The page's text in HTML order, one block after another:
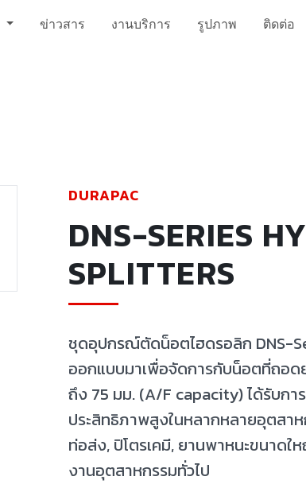
ข่าวสาร งานบริการ รูปภาพ ติดต่อ
DURAPAC
DNS-SERIES
SPLITTERS
ชุดอุปกรณ์ตัดน็อตไฮดรอลิก DNS-
ออกแบบมาเพื่อจัดการกับน็อตที่ถอด
ถึง 75 มม. (A/F capacity) ได้รับกา
ประสิทธิภาพสูงในหลากหลายอุตสาห
ท่อส่ง, ปิโตรเคมี, ยานพาหนะขนาดใ
งานอุตสาหกรรมทั่วไป